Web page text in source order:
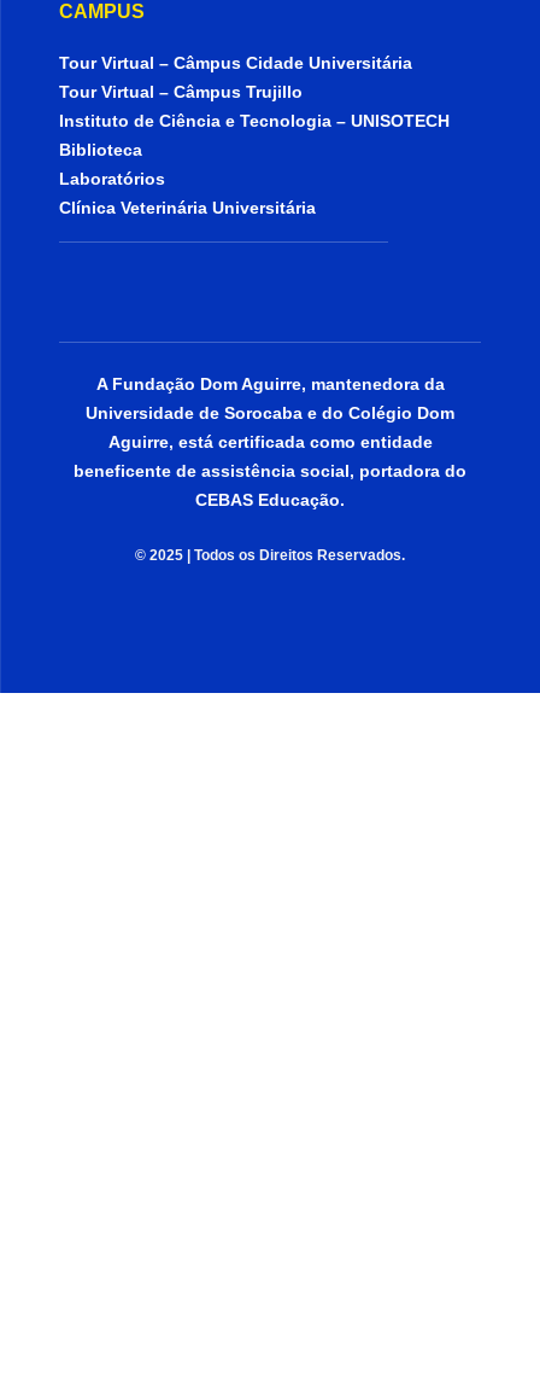
CAMPUS
Tour Virtual – Câmpus Cidade Universitária
Tour Virtual – Câmpus Trujillo
Instituto de Ciência e Tecnologia – UNISOTECH
Biblioteca
Laboratórios
Clínica Veterinária Universitária
A Fundação Dom Aguirre, mantenedora da
Universidade de Sorocaba e do Colégio Dom
Aguirre, está certificada como entidade
beneficente de assistência social, portadora do
CEBAS Educação.
© 2025 | Todos os Direitos Reservados.